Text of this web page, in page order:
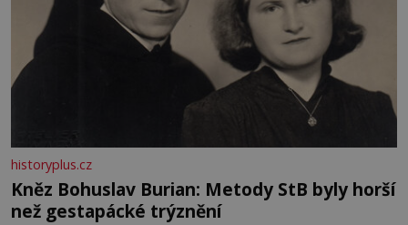
historyplus.cz
Kněz Bohuslav Burian: Metody StB byly horší
než gestapácké trýznění